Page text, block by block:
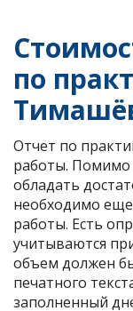
по
Отчет по
работы. Помимо
обладать
необходимо
работы. Есть
учитываются
объем должен
печатного
заполненный